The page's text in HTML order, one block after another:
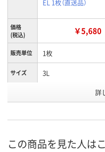
EL 1枚（直送品）
価格
(税込)
￥5,680
販売単位 1枚
サイズ 3L
ダークネイビー×ラ
イム
お申込番
在庫 直送品
詳
この商品を見た人は